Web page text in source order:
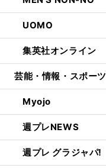
UOMO
集英社オンライン
芸能・情報・スポーツ
Myojo
週プレNEWS
週プレ グラジャパ!